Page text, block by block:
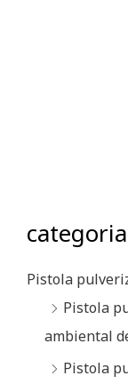
Pistola
Pistola
ambiental
Pistola